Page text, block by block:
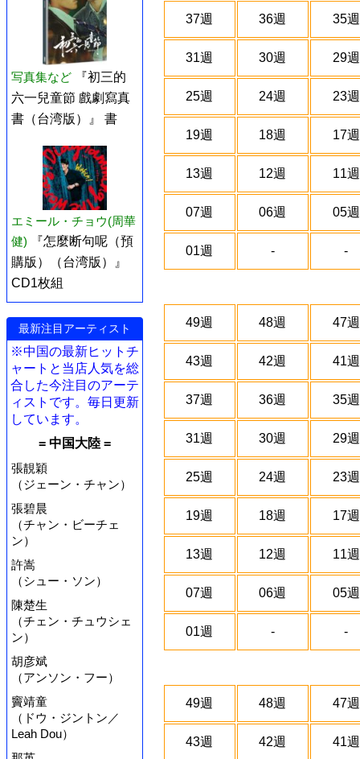
写真集など
『初三的
六一兒童節 戲劇寫真
書（台湾版）』 書
エミール・チョウ(周華
健)
『怎麼断句呢（預
購版）（台湾版）』
CD1枚組
最新注目アーティスト
※中国の最新ヒットチ
ャートと当店人気を総
合した今注目のアーテ
ィストです。毎日更新
しています。
= 中国大陸 =
張靚穎
（ジェーン・チャン）
張碧晨
（チャン・ビーチェ
ン）
許嵩
（シュー・ソン）
陳楚生
（チェン・チュウシェ
ン）
胡彦斌
（アンソン・フー）
竇靖童
（ドウ・ジントン／
Leah Dou）
37週 36週 35週
31週 30週 29週
25週 24週 23週
19週 18週 17週
13週 12週 11週
07週 06週 05週
01週 - -
49週 48週 47週
43週 42週 41週
37週 36週 35週
31週 30週 29週
25週 24週 23週
19週 18週 17週
13週 12週 11週
07週 06週 05週
01週 - -
49週 48週 47週
43週 42週 41週